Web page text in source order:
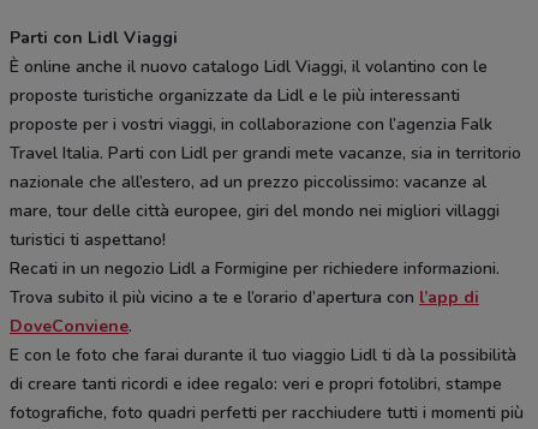
Parti con Lidl Viaggi
È online anche il nuovo catalogo Lidl Viaggi, il volantino con le
proposte turistiche organizzate da Lidl e le più interessanti
proposte per i vostri viaggi, in collaborazione con l’agenzia Falk
Travel Italia. Parti con Lidl per grandi mete vacanze, sia in territorio
nazionale che all’estero, ad un prezzo piccolissimo: vacanze al
mare, tour delle città europee, giri del mondo nei migliori villaggi
turistici ti aspettano!
Recati in un negozio Lidl a Formigine per richiedere informazioni.
Trova subito il più vicino a te e l’orario d’apertura con l’app di
DoveConviene.
E con le foto che farai durante il tuo viaggio Lidl ti dà la possibilità
di creare tanti ricordi e idee regalo: veri e propri fotolibri, stampe
fotografiche, foto quadri perfetti per racchiudere tutti i momenti più